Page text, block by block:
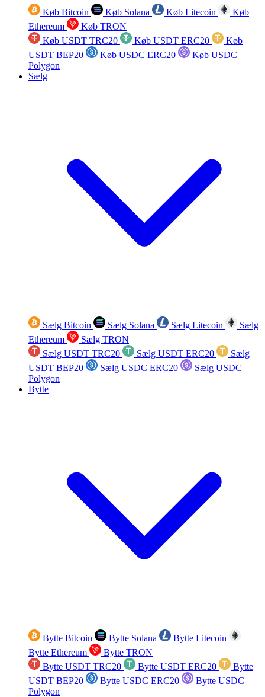
Køb Bitcoin Køb Solana Køb Litecoin
Køb
Ethereum
Køb TRON
Køb USDT TRC20
Køb USDT ERC20
Køb
USDT BEP20
Køb USDC ERC20
Køb USDC
Polygon
Sælg
Sælg Bitcoin Sælg Solana Sælg Litecoin
Sælg
Ethereum
Sælg TRON
Sælg USDT TRC20
Sælg USDT ERC20
Sælg
USDT BEP20
Sælg USDC ERC20
Sælg USDC
Polygon
Bytte
Bytte Bitcoin Bytte Solana
Bytte Litecoin
Bytte Ethereum
Bytte TRON
Bytte USDT TRC20
Bytte USDT ERC20
Bytte
USDT BEP20
Bytte USDC ERC20
Bytte USDC
Polygon